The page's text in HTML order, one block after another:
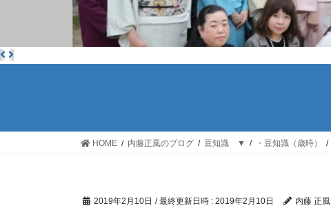
HOME 内藤正風のブログ 豆知識 ▼ ・豆知識（歳時）
2019年2月10日 / 最終更新日時 : 2019年2月10日 内藤 正風